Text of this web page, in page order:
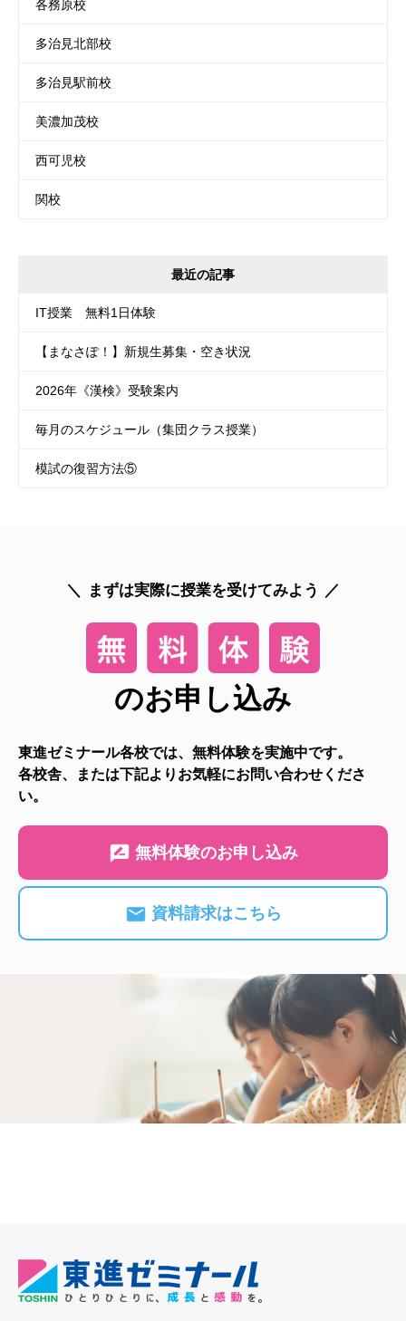
各務原校
多治見北部校
多治見駅前校
美濃加茂校
西可児校
関校
最近の記事
IT授業 無料1日体験
【まなさぽ！】新規生募集・空き状況
2026年《漢検》受験案内
毎月のスケジュール（集団クラス授業）
模試の復習方法⑤
まずは実際に授業を受けてみよう
のお申し込み
東進ゼミナール各校では、無料体験を実施中です。
各校舎、または下記よりお気軽にお問い合わせくださ
い。
無料体験のお申し込み
資料請求はこちら